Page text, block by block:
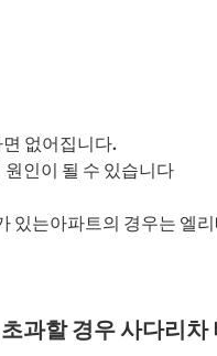
없어집니다.
인이 될 수 있습니다
는아파트의 경우는 엘
과할 경우 사다리